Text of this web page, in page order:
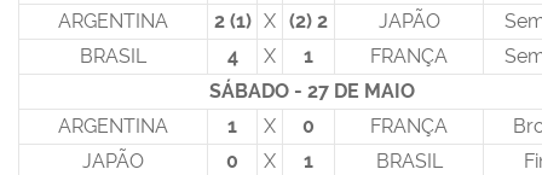
ARGENTINA
2 (1) X (2) 2 JAPÃO
BRASIL
4 X 1 FRANÇA
SÁBADO - 27 DE MAIO
ARGENTINA
1 X 0 FRANÇA
JAPÃO
0 X 1 BRASIL